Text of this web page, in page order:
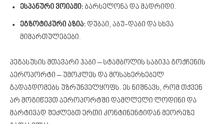
ესპანური ვოიაჟი: ბარსელონა და მადრიდი.
ეგზოტიკური აზია: დუბაი, აბუ-დაბი და სხვა
მიმართულებები.
პეგასუსის მთავარი ჰაბი – სტამბოლის საბიჰა გოქჩენის
აეროპორტი – უმოკლეს და მოსახერხებელ
გადაჯდომებს უზრუნველყოფს. ეს ნიშნავს, რომ თქვენ
არ მოგიწევთ აეროპორტში დამღლელი ლოდინი და
მარტივად შეძლებთ ერთი კონტინენტიდან მეორეზე